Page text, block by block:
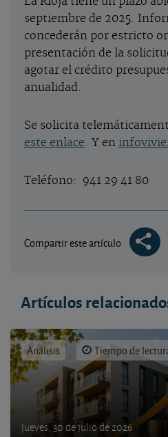
septiembre de 2025.
concederán por estricto
presentación de la
agotar el crédito
anualidad.
Se solicita
este enlace. Y en
Teléfono: 941 29 41 80
Compartir este artículo
Artículos
Análisis Tiempo de
jueves, 30 de julio de 2026